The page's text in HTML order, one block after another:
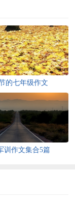
的七年级作文
训作文集合5篇